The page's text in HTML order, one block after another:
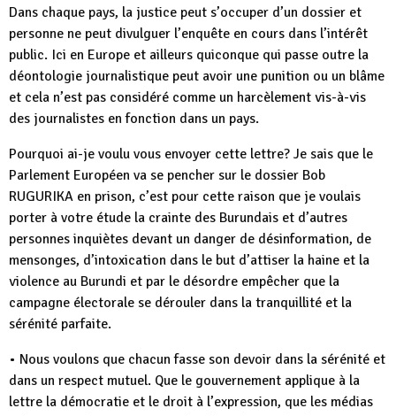
Dans chaque pays, la justice peut s’occuper d’un dossier et
personne ne peut divulguer l’enquête en cours dans l’intérêt
public. Ici en Europe et ailleurs quiconque qui passe outre la
déontologie journalistique peut avoir une punition ou un blâme
et cela n’est pas considéré comme un harcèlement vis-à-vis
des journalistes en fonction dans un pays.
Pourquoi ai-je voulu vous envoyer cette lettre? Je sais que le
Parlement Européen va se pencher sur le dossier Bob
RUGURIKA en prison, c’est pour cette raison que je voulais
porter à votre étude la crainte des Burundais et d’autres
personnes inquiètes devant un danger de désinformation, de
mensonges, d’intoxication dans le but d’attiser la haine et la
violence au Burundi et par le désordre empêcher que la
campagne électorale se dérouler dans la tranquillité et la
sérénité parfaite.
• Nous voulons que chacun fasse son devoir dans la sérénité et
dans un respect mutuel. Que le gouvernement applique à la
lettre la démocratie et le droit à l’expression, que les médias